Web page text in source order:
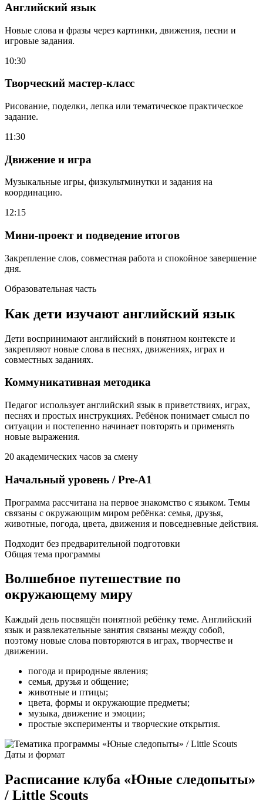
Английский язык
Новые слова и фразы через картинки, движения, песни и
игровые задания.
10:30
Творческий мастер-класс
Рисование, поделки, лепка или тематическое практическое
задание.
11:30
Движение и игра
Музыкальные игры, физкультминутки и задания на
координацию.
12:15
Мини-проект и подведение итогов
Закрепление слов, совместная работа и спокойное завершение
дня.
Образовательная часть
Как дети изучают английский язык
Дети воспринимают английский в понятном контексте и
закрепляют новые слова в песнях, движениях, играх и
совместных заданиях.
Коммуникативная методика
Педагог использует английский язык в приветствиях, играх,
песнях и простых инструкциях. Ребёнок понимает смысл по
ситуации и постепенно начинает повторять и применять
новые выражения.
20 академических часов за смену
Начальный уровень / Pre-A1
Программа рассчитана на первое знакомство с языком. Темы
связаны с окружающим миром ребёнка: семья, друзья,
животные, погода, цвета, движения и повседневные действия.
Подходит без предварительной подготовки
Общая тема программы
Волшебное путешествие по
окружающему миру
Каждый день посвящён понятной ребёнку теме. Английский
язык и развлекательные занятия связаны между собой,
поэтому новые слова повторяются в играх, творчестве и
движении.
погода и природные явления;
семья, друзья и общение;
животные и птицы;
цвета, формы и окружающие предметы;
музыка, движение и эмоции;
простые эксперименты и творческие открытия.
Даты и формат
Расписание клуба «Юные следопыты»
/ Little Scouts